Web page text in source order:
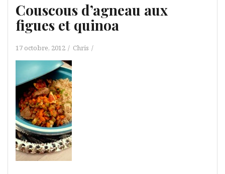
Couscous d’agneau aux
figues et quinoa
17 octobre, 2012 Chris